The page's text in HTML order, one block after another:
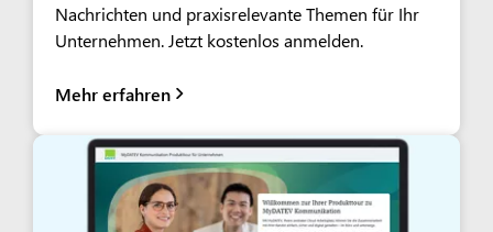
Nachrichten und praxisrelevante Themen für Ihr
Unternehmen. Jetzt kostenlos anmelden.
Mehr erfahren